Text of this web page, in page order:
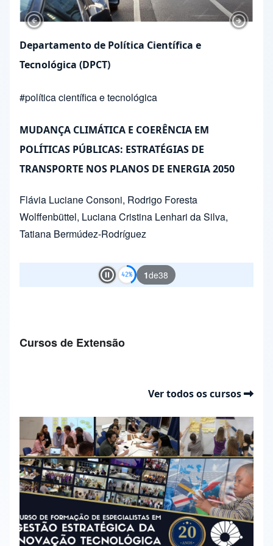
Departamento de Política Científica e
Tecnológica (DPCT)
#política científica e tecnológica
MUDANÇA CLIMÁTICA E COERÊNCIA EM
POLÍTICAS PÚBLICAS: ESTRATÉGIAS DE
TRANSPORTE NOS PLANOS DE ENERGIA 2050
Flávia Luciane Consoni, Rodrigo Foresta
Wolffenbüttel, Luciana Cristina Lenhari da Silva,
Tatiana Bermúdez-Rodríguez
Play and Stop Slideshow
1de38
Previous Slide Next
Cursos de Extensão
Ver todos os cursos